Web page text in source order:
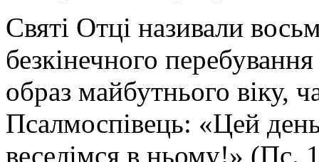
Святі Отці називали
безкінечного
образ майбутнього віку,
Псалмоспівець: «Цей
веселімся в ньому!» (Пс.